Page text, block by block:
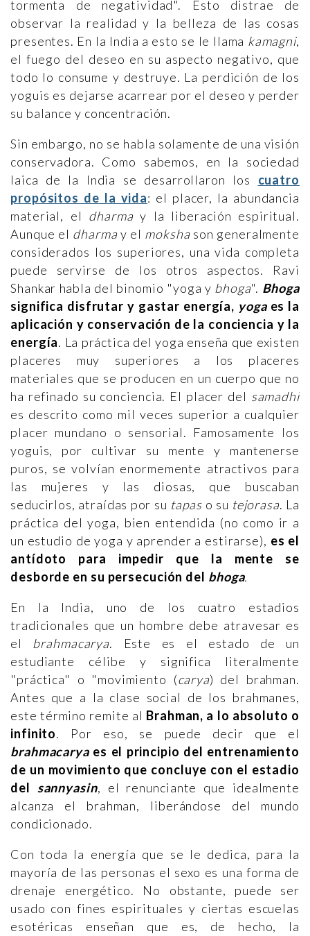
tormenta de negatividad". Esto distrae de
observar la realidad y la belleza de las cosas
presentes. En la India a esto se le llama kamagni,
el fuego del deseo en su aspecto negativo, que
todo lo consume y destruye. La perdición de los
yoguis es dejarse acarrear por el deseo y perder
su balance y concentración.
Sin embargo, no se habla solamente de una visión
conservadora. Como sabemos, en la sociedad
laica de la India se desarrollaron los cuatro
propósitos de la vida: el placer, la abundancia
material, el dharma y la liberación espiritual.
Aunque el dharma y el moksha son generalmente
considerados los superiores, una vida completa
puede servirse de los otros aspectos. Ravi
Shankar habla del binomio "yoga y bhoga". Bhoga
significa disfrutar y gastar energía, yogaes la
aplicación y conservación de la conciencia y la
energía. La práctica del yoga enseña que existen
placeres muy superiores a los placeres
materiales que se producen en un cuerpo que no
ha refinado su conciencia. El placer del samadhi
es descrito como mil veces superior a cualquier
placer mundano o sensorial. Famosamente los
yoguis, por cultivar su mente y mantenerse
puros, se volvían enormemente atractivos para
las mujeres y las diosas, que buscaban
seducirlos, atraídas por su tapas o su tejorasa. La
práctica del yoga, bien entendida (no como ir a
un estudio de yoga y aprender a estirarse), es el
antídoto para impedir que la mente se
desborde en su persecución del bhoga.
En la India, uno de los cuatro estadios
tradicionales que un hombre debe atravesar es
el brahmacarya. Este es el estado de un
estudiante célibe y significa literalmente
"práctica" o "movimiento (carya) del brahman.
Antes que a la clase social de los brahmanes,
este término remite al Brahman, a lo absoluto o
infinito. Por eso, se puede decir que el
brahmacaryaes el principio del entrenamiento
de un movimiento que concluye con el estadio
del sannyasin, el renunciante que idealmente
alcanza el brahman, liberándose del mundo
condicionado.
Con toda la energía que se le dedica, para la
mayoría de las personas el sexo es una forma de
drenaje energético. No obstante, puede ser
usado con fines espirituales y ciertas escuelas
esotéricas enseñan que es, de hecho, la